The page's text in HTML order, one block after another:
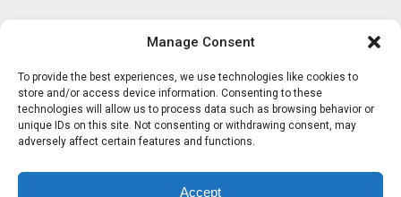
Manage Consent
To provide the best experiences, we use technologies like cookies to
store and/or access device information. Consenting to these
technologies will allow us to process data such as browsing behavior or
unique IDs on this site. Not consenting or withdrawing consent, may
adversely affect certain features and functions.
Accept